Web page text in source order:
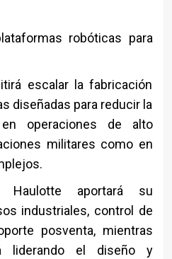
robóticas para
escalar la fabricación
diseñadas para reducir la
operaciones de alto
militares como en
aportará su
industriales, control de
posventa, mientras
liderando el diseño y